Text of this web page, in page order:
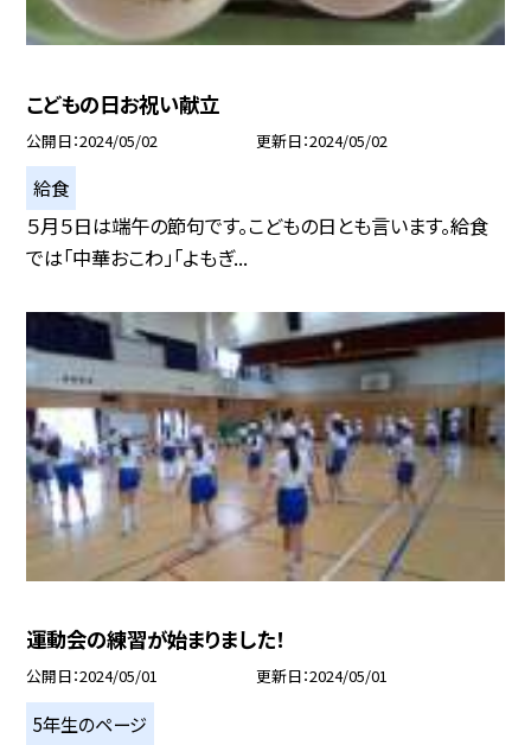
こどもの日お祝い献立
公開日 2024/05/02 更新日 2024/05/02
給食
５月５日は端午の節句です。こどもの日とも言います。給食
では「中華おこわ」「よもぎ...
運動会の練習が始まりました！
公開日 2024/05/01 更新日 2024/05/01
5年生のページ